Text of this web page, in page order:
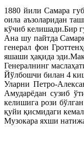
1880 йили Самара
оила аъзоларидан
кўчиб келишади.Бир
Ана шу пайтда
генерал фон
яшаши ҳақида
Генералнинг
Йўлбошчи билан 4
Уларни Петро-
Амударёдан сузиб
келишига рози
қуйи қисмидаги
Музокара яхши